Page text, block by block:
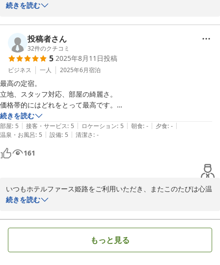
ございます。
伺い、大変うれしく存じます。
一方で、浴室カーテンの清掃不備によりご不快な思いをおかけしま
したこと、深くお詫び申し上げます。
今後は清掃時の確認を一層徹底し、快適にお過ごしいただける環境
づくりに努めてまいります。
また姫路へお越しの際は、ぜひ当館をご利用くださいませ。
2025-10-23
続きを読む
投稿者さん
32件のクチコミ
5 2025年8月11日投稿
ビジネス 一人 2025年6月宿泊
最高の定宿。
立地、スタッフ対応、部屋の綺麗さ。
価格帯的にはどれをとって最高です。
そりゃーホテル自体はそれなり古さは感じますよ？
だけど昨今のホテル価格上昇を考えると、こちらのホテルは頑張ってら
っしゃる様に思います！
それにビジネス利用者としては有る程度どのタイミングでも予約でき
て、価格も想定できる範囲内で済む安心感。
続きを読む
部屋: 5 | 接客・サービス: 5 | ロケーション: 5 | 朝食: - | 夕食: - |
温泉・お風呂: 5 | 設備: 5 | 清潔さ: -
161
いつもホテルファース姫路をご利用いただき、またこのたびは心温
まるお言葉をお寄せくださり、誠にありがとうございます。
立地やスタッフの対応、客室の清潔さについてお褒めいただき、大
変光栄に存じます。建物の年数につきましては否めませんが、その
分日々の清掃や設備管理を通じて、快適にお過ごしいただける環境
づくりに努めております。
続きを読む
もっと見る